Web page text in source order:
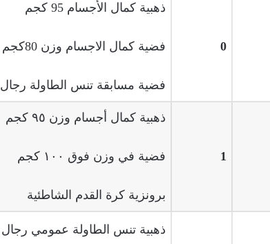
0
ذهبية كمال الأجسام 95 كجم
فضية كمال الاجسام وزن 80كجم
فضية مسابقة تنس الطاولة رجال
1
ذهبية كمال أجسام وزن ٩٥ كجم
فضية في وزن فوق ١٠٠ كجم
برونزية كرة القدم الشاطئية
ذهبية تنس الطاولة عمومي رجال